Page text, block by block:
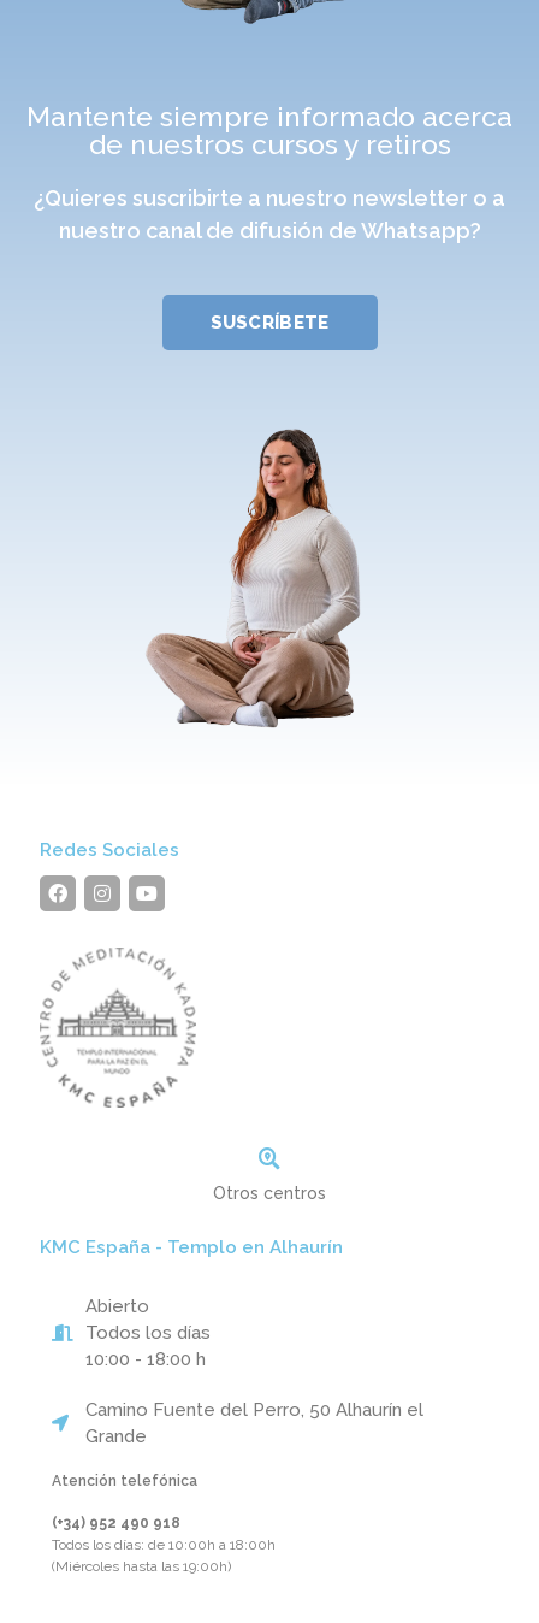
Mantente siempre informado acerca
de nuestros cursos y retiros
¿Quieres suscribirte a nuestro newsletter o a
nuestro canal de difusión de Whatsapp?
SUSCRÍBETE
Redes Sociales
Otros centros
KMC España - Templo en Alhaurín
Abierto
Todos los días
10:00 - 18:00 h
Camino Fuente del Perro, 50 Alhaurín el
Grande
Atención telefónica
(+34) 952 490 918‬
Todos los días: de 10:00h a 18:00h
(Miércoles hasta las 19:00h)